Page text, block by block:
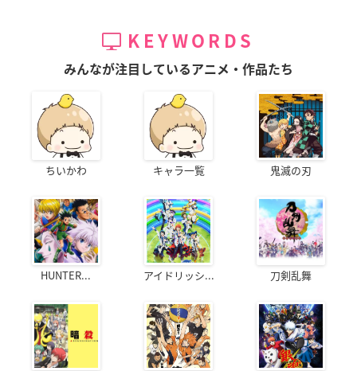
KEYWORDS
みんなが注目しているアニメ・作品たち
ちいかわ キャラ一覧 鬼滅の刃
HUNTER... アイドリッシ... 刀剣乱舞